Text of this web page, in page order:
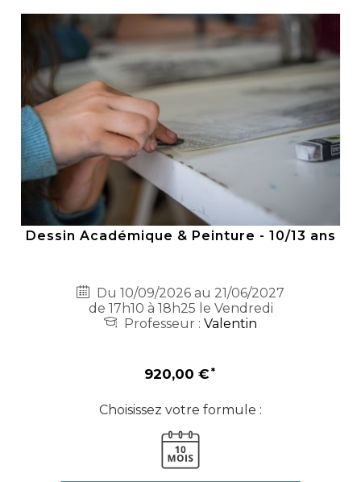
Dessin Académique & Peinture - 10/13 ans
Du 10/09/2026 au 21/06/2027
de 17h10 à 18h25 le Vendredi
Professeur : Valentin
920,00 €
Choisissez votre formule :